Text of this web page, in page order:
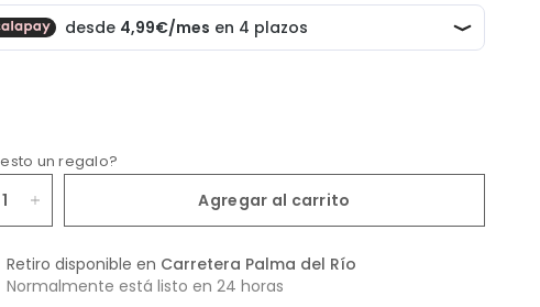
esto un regalo?
Agregar al carrito
Retiro disponible en Carretera Palma del Río
Normalmente está listo en 24 horas